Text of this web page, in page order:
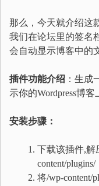
那么，今天就介绍这
我们在论坛里的签名
会自动显示博客中的
插件功能介绍 ：生成
示你的Wordpress博客
安装步骤：
下载该插件,解
content/
将/wp-content/